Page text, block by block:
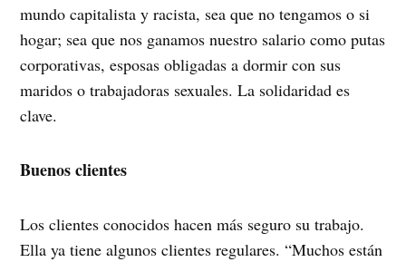
mundo capitalista y racista, sea que no tengamos o si
hogar; sea que nos ganamos nuestro salario como putas
corporativas, esposas obligadas a dormir con sus
maridos o trabajadoras sexuales. La solidaridad es
clave.
Buenos clientes
Los clientes conocidos hacen más seguro su trabajo.
Ella ya tiene algunos clientes regulares. “Muchos están